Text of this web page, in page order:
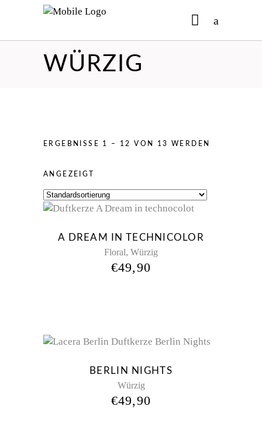
No products in the cart.
WÜRZIG
ERGEBNISSE 1 – 12 VON 13 WERDEN
ANGEZEIGT
A DREAM IN TECHNICOLOR
Floral, Würzig
€49,90
BERLIN NIGHTS
Würzig
€49,90